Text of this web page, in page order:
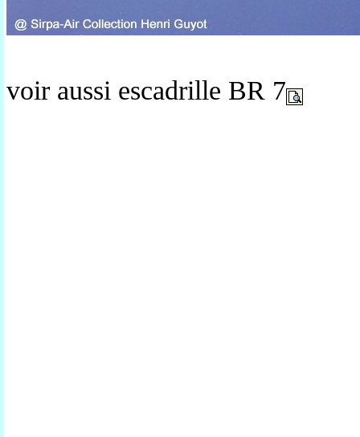
voir aussi escadrille BR 7